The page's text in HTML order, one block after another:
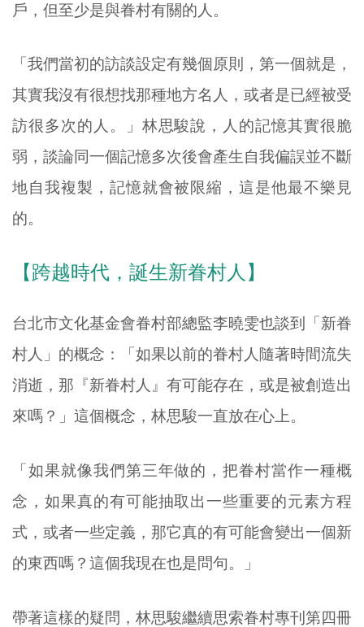
戶，但至少是與眷村有關的人。
「我們當初的訪談設定有幾個原則，第一個就是，
其實我沒有很想找那種地方名人，或者是已經被受
訪很多次的人。」林思駿說，人的記憶其實很脆
弱，談論同一個記憶多次後會產生自我偏誤並不斷
地自我複製，記憶就會被限縮，這是他最不樂見
的。
【跨越時代，誕生新眷村人】
台北市文化基金會眷村部總監李曉雯也談到「新眷
村人」的概念：「如果以前的眷村人隨著時間流失
消逝，那『新眷村人』有可能存在，或是被創造出
來嗎？」這個概念，林思駿一直放在心上。
「如果就像我們第三年做的，把眷村當作一種概
念，如果真的有可能抽取出一些重要的元素方程
式，或者一些定義，那它真的有可能會變出一個新
的東西嗎？這個我現在也是問句。」
帶著這樣的疑問，林思駿繼續思索眷村專刊第四冊